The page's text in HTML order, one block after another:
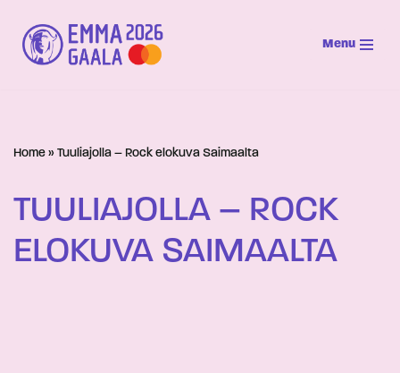
Siirry
suoraan
Menu
Home » Tuuliajolla – Rock elokuva Saimaalta
TUULIAJOLLA – ROCK
ELOKUVA SAIMAALTA